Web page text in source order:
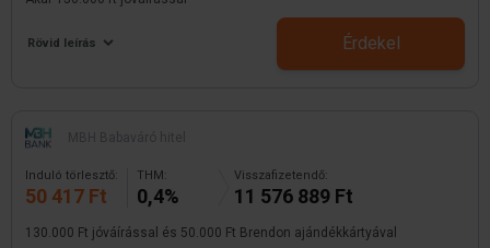
Rövid leírás Érdekel
Induló törlesztő:
50 417 Ft
THM:
0,4%
Visszafizetendő:
11 576 889 Ft
130.000 Ft jóváírással és 50.000 Ft Brendon ajándékkártyával